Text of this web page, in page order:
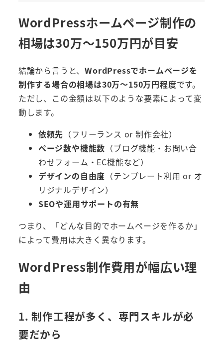
WordPressホームページ制作の
相場は30万〜150万円が目安
結論から言うと、WordPressでホームページを
制作する場合の相場は30万〜150万円程度です。
ただし、この金額は以下のような要素によって変
動します。
依頼先 （フリーランス or 制作会社）
ページ数や機能数 （ブログ機能・お問い合
わせフォーム・EC機能など）
デザインの自由度 （テンプレート利用 or オ
リジナルデザイン）
SEOや運用サポートの有無
つまり、「どんな目的でホームページを作るか」
によって費用は大きく異なります。
WordPress制作費用が幅広い理
由
1. 制作工程が多く、専門スキルが必
要だから